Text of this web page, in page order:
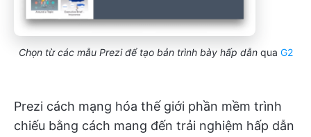
Chọn từ các mẫu Prezi để tạo bản trình bày hấp dẫnqua G2
Prezi cách mạng hóa thế giới phần mềm trình
chiếu bằng cách mang đến trải nghiệm hấp dẫn